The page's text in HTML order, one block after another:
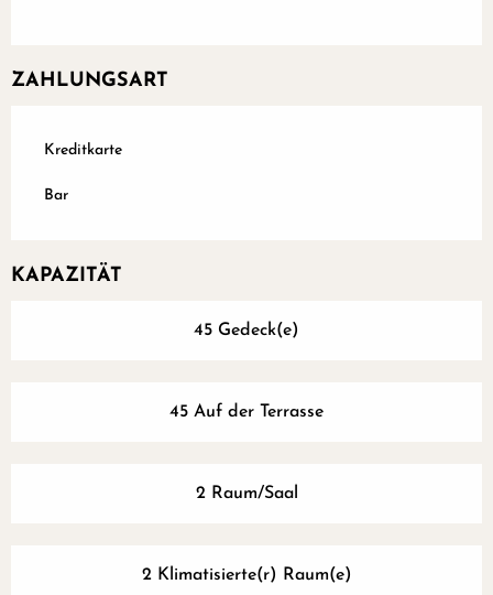
ZAHLUNGSART
Kreditkarte
Bar
KAPAZITÄT
45 Gedeck(e)
45 Auf der Terrasse
2 Raum/Saal
2 Klimatisierte(r) Raum(e)